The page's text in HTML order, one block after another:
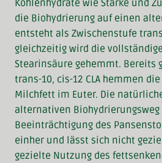
Kohlenhydrate wie Stärke und
die Biohydrierung auf einen
entsteht als Zwischenstufe
gleichzeitig wird die
Stearinsäure gehemmt. Bereits
trans-10, cis-12 CLA hemmen
Milchfett im Euter. Die
alternativen
Beeinträchtigung des
einher und lässt sich nicht
gezielte Nutzung des